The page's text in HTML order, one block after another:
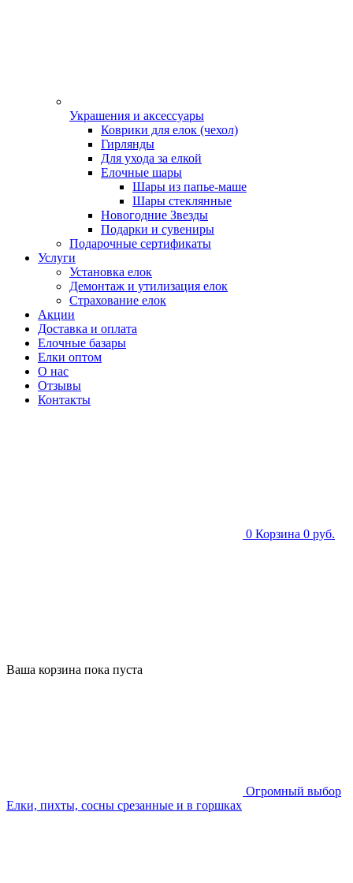
Украшения и аксессуары
Коврики для елок (чехол)
Гирлянды
Для ухода за елкой
Елочные шары
Шары из папье-маше
Шары стеклянные
Новогодние Звезды
Подарки и сувениры
Подарочные сертификаты
Услуги
Установка елок
Демонтаж и утилизация елок
Страхование елок
Акции
Доставка и оплата
Елочные базары
Елки оптом
О нас
Отзывы
Контакты
0 Корзина 0 руб.
Ваша корзина пока пуста
Огромный выбор
Елки, пихты, сосны срезанные и в горшках